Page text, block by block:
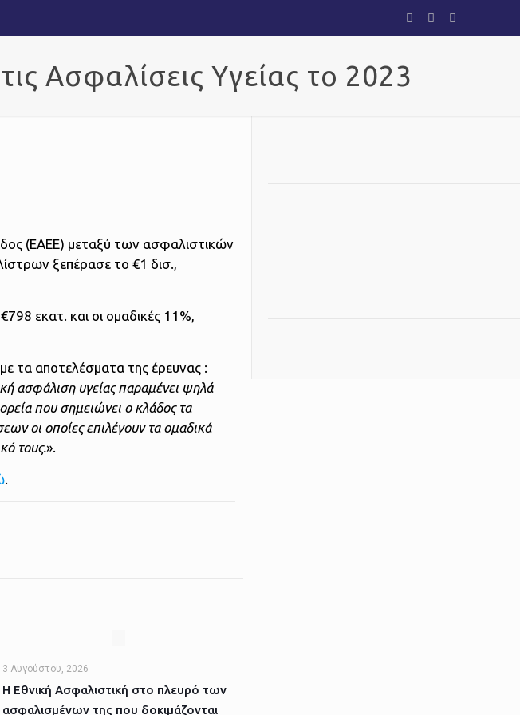
Ασφαλίσεις Υγείας το 2023
(ΕΑΕΕ) μεταξύ των ασφαλιστικών
ξεπέρασε το €1 δισ.,
εκατ. και οι ομαδικές 11%,
τα αποτελέσματα της έρευνας :
ασφάλιση υγείας παραμένει ψηλά
που σημειώνει ο κλάδος τα
οι οποίες επιλέγουν τα ομαδικά
τους.».
.
3 Αυγούστου, 2026
Η Εθνική Ασφαλιστική στο πλευρό των
ασφαλισμένων της που δοκιμάζονται